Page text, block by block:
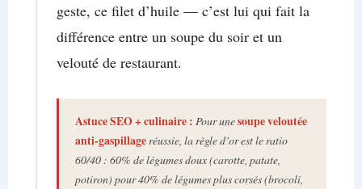
geste, ce filet d’huile — c’est lui qui fait la
différence entre un soupe du soir et un
velouté de restaurant.
Astuce SEO + culinaire : Pour unesoupe veloutée
anti-gaspillageréussie, la règle d’or est le ratio
60/40 : 60% de légumes doux (carotte, patate,
potiron) pour 40% de légumes plus corsés (brocoli,